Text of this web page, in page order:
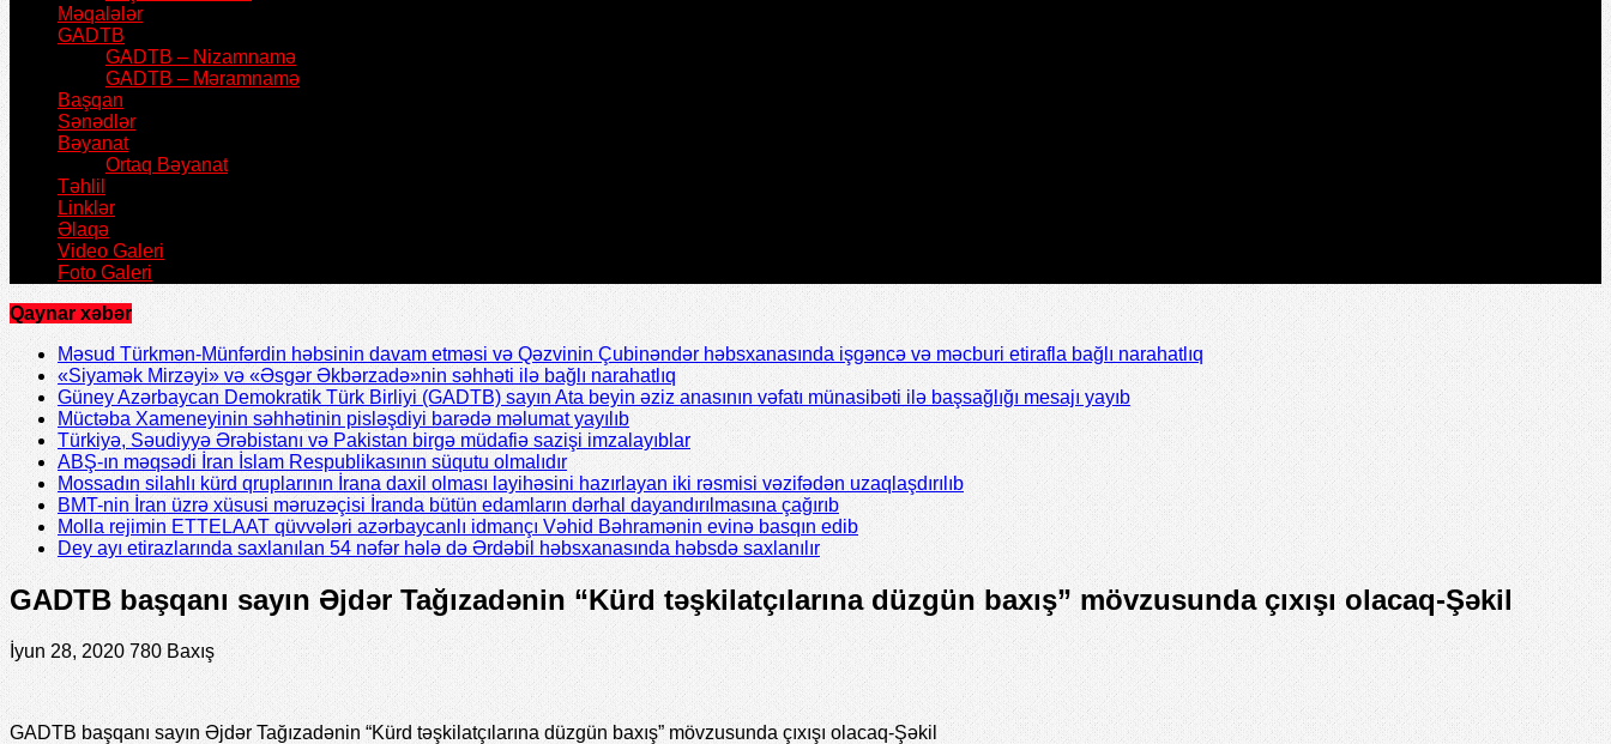
Məqalələr
GADTB
GADTB – Nizamnamə
GADTB – Məramnamə
Başqan
Sənədlər
Bəyanat
Ortaq Bəyanat
Təhlil
Linklər
Əlaqə
Video Galeri
Foto Galeri
Qaynar xəbər
Məsud Türkmən-Münfərdin həbsinin davam etməsi və Qəzvinin Çubinəndər həbsxanasında işgəncə və məcburi etirafla bağlı narahatlıq
«Siyamək Mirzəyi» və «Əsgər Əkbərzadə»nin səhhəti ilə bağlı narahatlıq
Güney Azərbaycan Demokratik Türk Birliyi (GADTB) sayın Ata beyin əziz anasının vəfatı münasibəti ilə başsağlığı mesajı yayıb
Müctəba Xameneyinin səhhətinin pisləşdiyi barədə məlumat yayılıb
Türkiyə, Səudiyyə Ərəbistanı və Pakistan birgə müdafiə sazişi imzalayıblar
ABŞ-ın məqsədi İran İslam Respublikasının süqutu olmalıdır
Mossadın silahlı kürd qruplarının İrana daxil olması layihəsini hazırlayan iki rəsmisi vəzifədən uzaqlaşdırılıb
BMT-nin İran üzrə xüsusi məruzəçisi İranda bütün edamların dərhal dayandırılmasına çağırıb
Molla rejimin ETTELAAT qüvvələri azərbaycanlı idmançı Vəhid Bəhramənin evinə basqın edib
Dey ayı etirazlarında saxlanılan 54 nəfər hələ də Ərdəbil həbsxanasında həbsdə saxlanılır
GADTB başqanı sayın Əjdər Tağızadənin “Kürd təşkilatçılarına düzgün baxış” mövzusunda çıxışı olacaq-Şəkil
İyun 28, 2020 780 Baxış
GADTB başqanı sayın Əjdər Tağızadənin “Kürd təşkilatçılarına düzgün baxış” mövzusunda çıxışı olacaq-Şəkil